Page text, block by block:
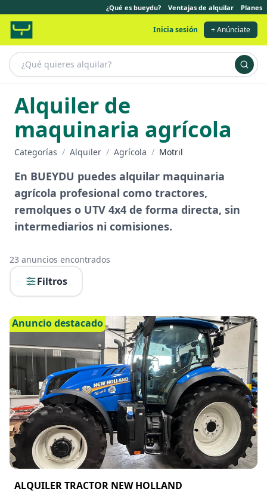
¿Qué es bueydu? Ventajas de alquilar Planes
Inicia sesión + Anúnciate
Alquiler de
maquinaria agrícola
Categorías / Alquiler / Agrícola / Motril
En BUEYDU puedes alquilar maquinaria
agrícola profesional como tractores,
remolques o UTV 4x4 de forma directa, sin
intermediarios ni comisiones.
23 anuncios encontrados
Filtros
Anuncio destacado
ALQUILER TRACTOR NEW HOLLAND